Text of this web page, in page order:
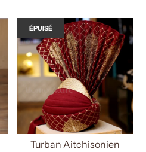
ÉPUISÉ
Turban Aitchisonien